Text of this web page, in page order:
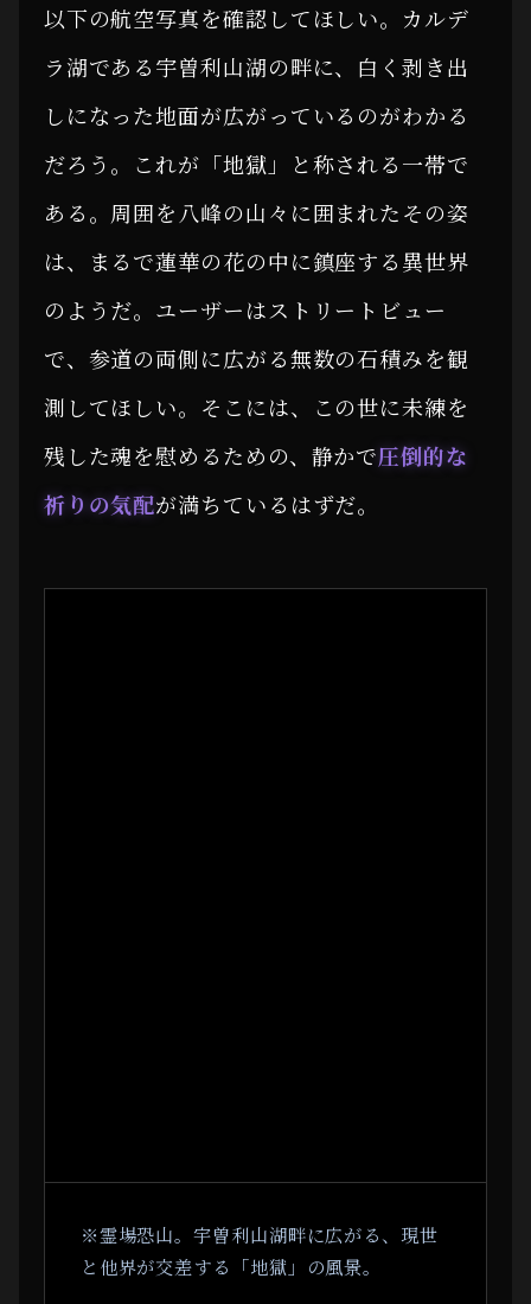
以下の航空写真を確認してほしい。カルデ
ラ湖である宇曽利山湖の畔に、白く剥き出
しになった地面が広がっているのがわかる
だろう。これが「地獄」と称される一帯で
ある。周囲を八峰の山々に囲まれたその姿
は、まるで蓮華の花の中に鎮座する異世界
のようだ。ユーザーはストリートビュー
で、参道の両側に広がる無数の石積みを観
測してほしい。そこには、この世に未練を
残した魂を慰めるための、静かで圧倒的な
祈りの気配が満ちているはずだ。
※霊場恐山。宇曽利山湖畔に広がる、現世
と他界が交差する「地獄」の風景。